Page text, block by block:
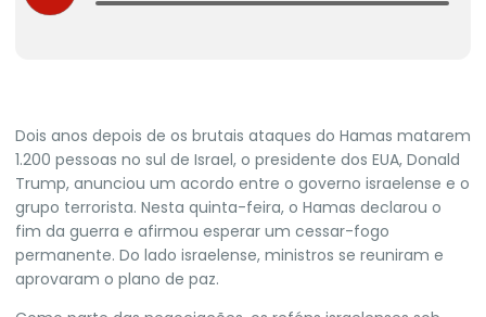
Dois anos depois de os brutais ataques do Hamas matarem
1.200 pessoas no sul de Israel, o presidente dos EUA, Donald
Trump, anunciou um acordo entre o governo israelense e o
grupo terrorista. Nesta quinta-feira, o Hamas declarou o
fim da guerra e afirmou esperar um cessar-fogo
permanente. Do lado israelense, ministros se reuniram e
aprovaram o plano de paz.